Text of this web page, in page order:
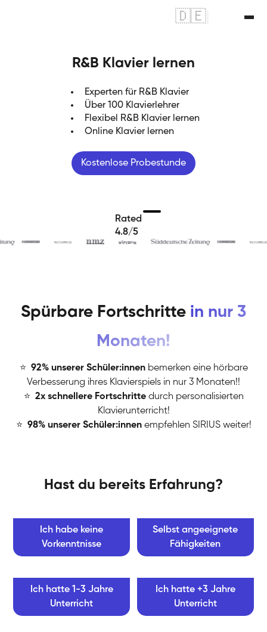
🇩🇪
R&B Klavier lernen
Experten für R&B Klavier
Über 100 Klavierlehrer
Flexibel R&B Klavier lernen
Online Klavier lernen
Kostenlose Probestunde
Rated
4.8/5
Spürbare Fortschritte in nur 3
Monaten!
⭐ 92% unserer Schüler:innen bemerken eine hörbare
Verbesserung ihres Klavierspiels in nur 3 Monaten!!
⭐ 2x schnellere Fortschritte durch personalisierten
Klavierunterricht!
⭐ 98% unserer Schüler:innen empfehlen SIRIUS weiter!
Hast du bereits Erfahrung?
Ich habe keine
Vorkenntnisse
Selbst angeeignete
Fähigkeiten
Ich hatte 1-3 Jahre
Unterricht
Ich hatte +3 Jahre
Unterricht